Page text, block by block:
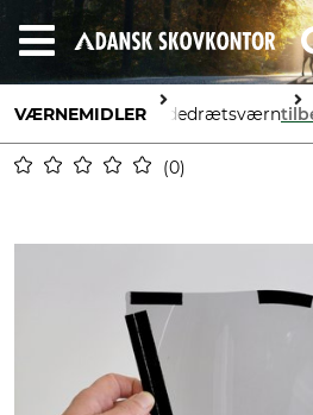
VÆRNEMIDLER åndedrætsværn
0